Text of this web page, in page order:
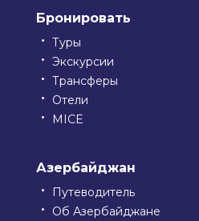
Бронировать
Туры
Экскурсии
Трансферы
Отели
MICE
Азербайджан
Путеводитель
Об Азербайджане